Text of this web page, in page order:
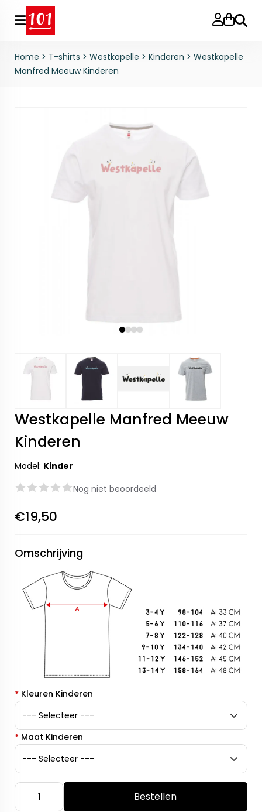
Home > T-shirts > Westkapelle > Kinderen > Westkapelle
Manfred Meeuw Kinderen
Westkapelle Manfred Meeuw
Kinderen
Model: Kinder
Nog niet beoordeeld
€19,50
Omschrijving
* Kleuren Kinderen
* Maat Kinderen
Bestellen